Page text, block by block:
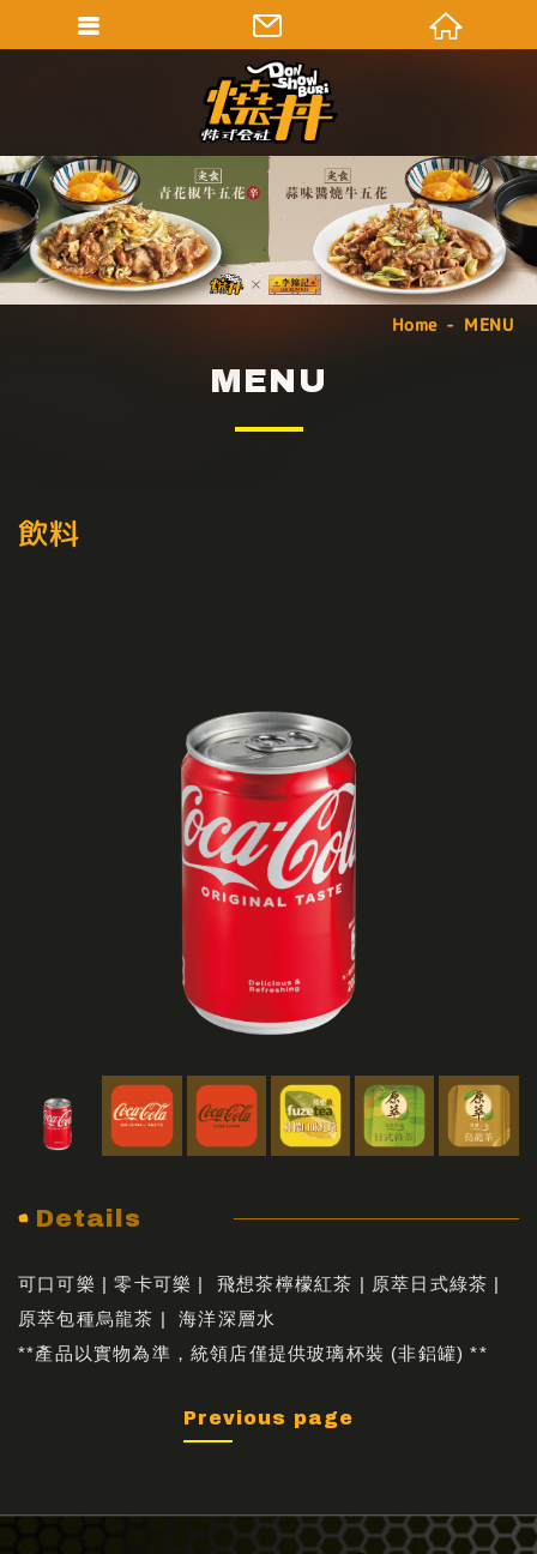
Home MENU
MENU
飲料
Details
可口可樂 | 零卡可樂 | 飛想茶檸檬紅茶 | 原萃日式綠茶 |
原萃包種烏龍茶 | 海洋深層水
**產品以實物為準，統領店僅提供玻璃杯裝 (非鋁罐) **
Previous page